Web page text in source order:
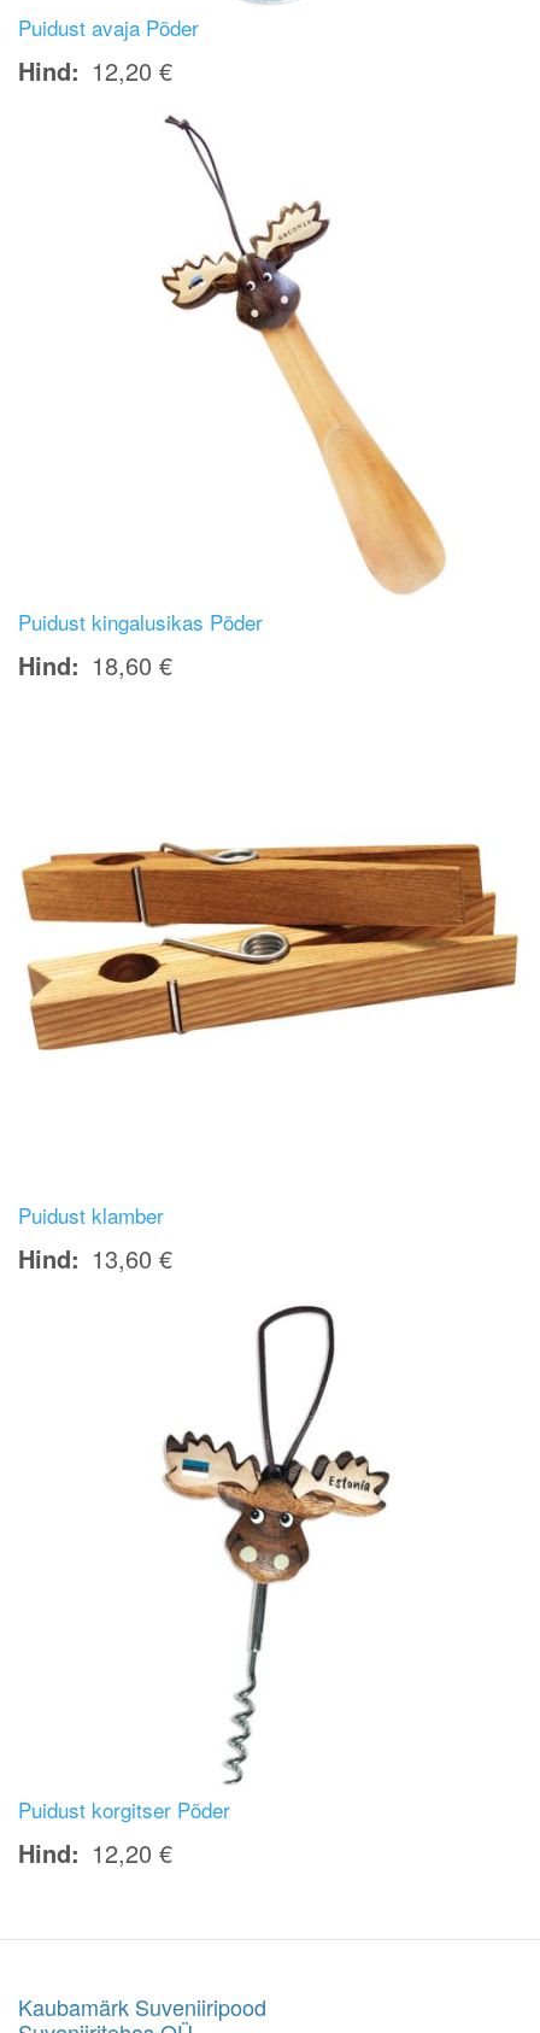
Puidust avaja Põder
Hind 12,20 €
Puidust kingalusikas Põder
Hind 18,60 €
Puidust klamber
Hind 13,60 €
Puidust korgitser Põder
Hind 12,20 €
Kaubamärk Suveniiripood